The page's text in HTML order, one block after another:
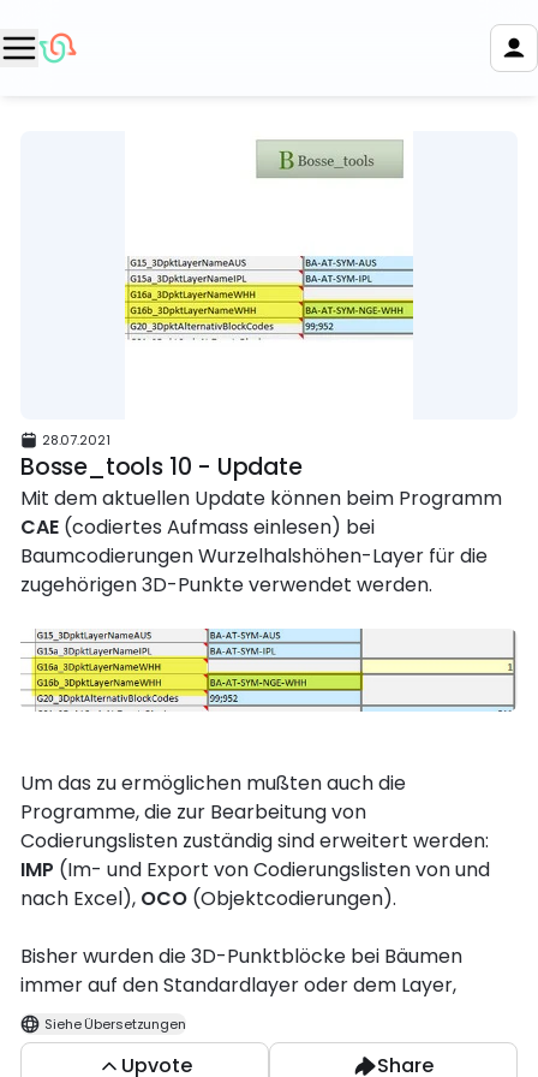
28.07.2021
Bosse_tools 10 - Update
Mit dem aktuellen Update können beim Programm
CAE (codiertes Aufmass einlesen) bei
Baumcodierungen Wurzelhalshöhen-Layer für die
zugehörigen 3D-Punkte verwendet werden.
Um das zu ermöglichen mußten auch die
Programme, die zur Bearbeitung von
Codierungslisten zuständig sind erweitert werden:
IMP (Im- und Export von Codierungslisten von und
nach Excel), OCO (Objektcodierungen).
Bisher wurden die 3D-Punktblöcke bei Bäumen
immer auf den Standardlayer oder dem Layer,
entsprechend einer codierten Punktoption,
eingefügt. Jetzt kann global der Wurzelhalshöhen-
Layer verwendet werden, in der Codierungsliste
Siehe Übersetzungen
Upvote Share